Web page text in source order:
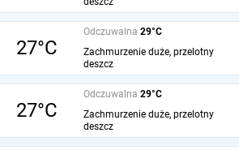
27°C
Odczuwalna 29°C
Zachmurzenie duże, przelotny
deszcz
27°C
Odczuwalna 29°C
Zachmurzenie duże, przelotny
deszcz